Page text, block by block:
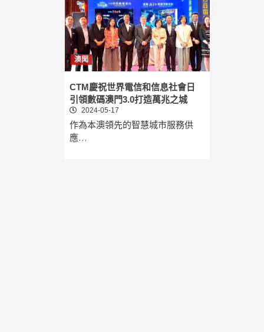
澳聞
CTM慶祝世界電信和信息社會日
引領數碼澳門3.0打造萬兆之城
2024-05-17
作為本澳領先的智慧城市服務供
應…